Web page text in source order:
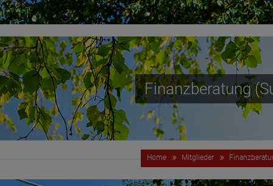
Finanzberatung
Home Mitglieder